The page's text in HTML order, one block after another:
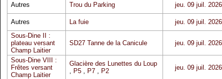
Autres Trou du Parking jeu. 09 juil. 2026
Autres La fuie
jeu. 09 juil. 2026
Sous-Dine II :
plateau versant
Champ Laitier
SD27 Tanne de la Canicule jeu. 09 juil. 2026
Sous-Dine VIII :
Frêtes versant
Champ Laitier
Glacière des Lunettes du Loup
, P5, P7, P2 jeu. 09 juil. 2026